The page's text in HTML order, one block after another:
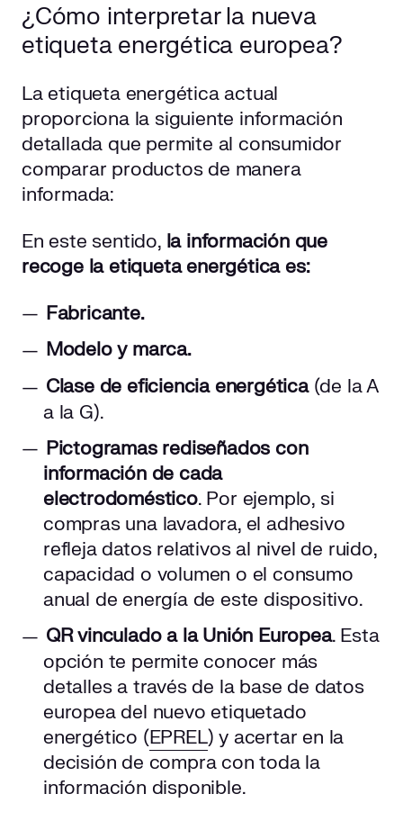
¿Cómo interpretar la nueva
etiqueta energética europea?
La etiqueta energética actual
proporciona la siguiente información
detallada que permite al consumidor
comparar productos de manera
informada:
En este sentido, la información que
recoge la etiqueta energética es:
Fabricante.
Modelo y marca.
Clase de eficiencia energética(de la A
a la G).
Pictogramas rediseñados con
información de cada
electrodoméstico. Por ejemplo, si
compras una lavadora, el adhesivo
refleja datos relativos al nivel de ruido,
capacidad o volumen o el consumo
anual de energía de este dispositivo.
QR vinculado a la Unión Europea. Esta
opción te permite conocer más
detalles a través de la base de datos
europea del nuevo etiquetado
energético (EPREL) y acertar en la
decisión de compra con toda la
información disponible.